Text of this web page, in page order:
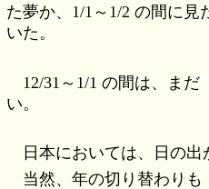
た夢か、1/1～1/2 の間に
いた。
12/31～1/1 の間は、ま
い。
日本においては、日の出
当然、年の切り替わりも